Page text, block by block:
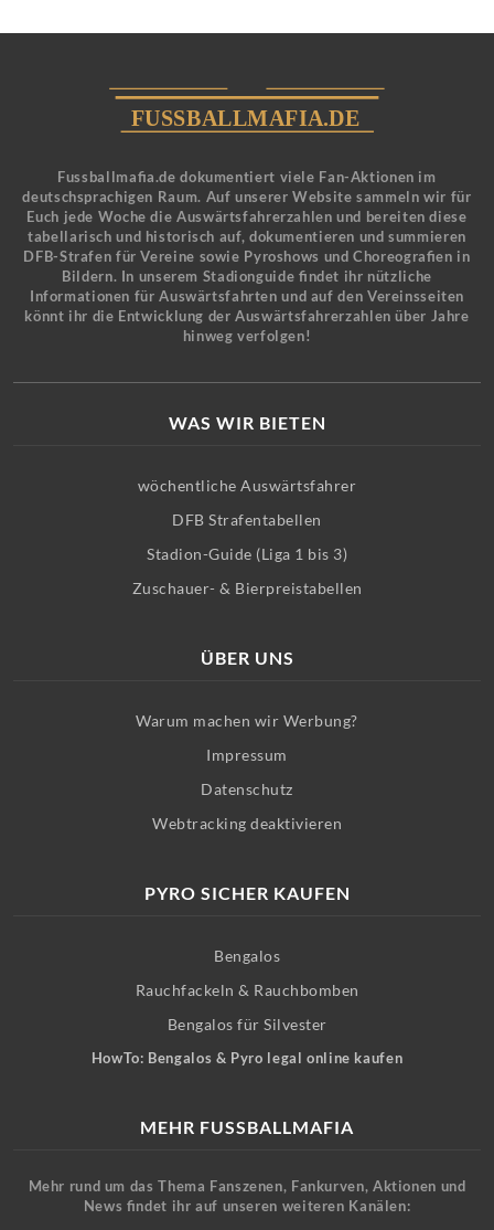
Fussballmafia.de dokumentiert viele Fan-Aktionen im
deutschsprachigen Raum. Auf unserer Website sammeln wir für
Euch jede Woche die Auswärtsfahrerzahlen und bereiten diese
tabellarisch und historisch auf, dokumentieren und summieren
DFB-Strafen für Vereine sowie Pyroshows und Choreografien in
Bildern. In unserem Stadionguide findet ihr nützliche
Informationen für Auswärtsfahrten und auf den Vereinsseiten
könnt ihr die Entwicklung der Auswärtsfahrerzahlen über Jahre
hinweg verfolgen!
WAS WIR BIETEN
wöchentliche Auswärtsfahrer
DFB Strafentabellen
Stadion-Guide (Liga 1 bis 3)
Zuschauer- & Bierpreistabellen
ÜBER UNS
Warum machen wir Werbung?
Impressum
Datenschutz
Webtracking deaktivieren
PYRO SICHER KAUFEN
Bengalos
Rauchfackeln & Rauchbomben
Bengalos für Silvester
HowTo: Bengalos & Pyro legal online kaufen
MEHR FUSSBALLMAFIA
Mehr rund um das Thema Fanszenen, Fankurven, Aktionen und
News findet ihr auf unseren weiteren Kanälen: